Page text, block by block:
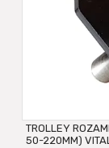
TROLLEY
50-220MM)